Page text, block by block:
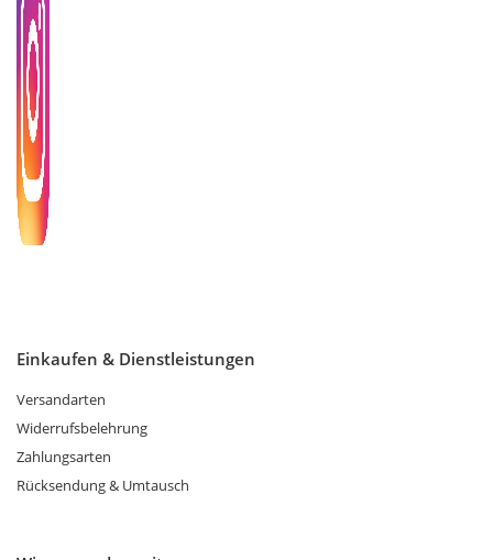
Einkaufen & Dienstleistungen
Versandarten
Widerrufsbelehrung
Zahlungsarten
Rücksendung & Umtausch